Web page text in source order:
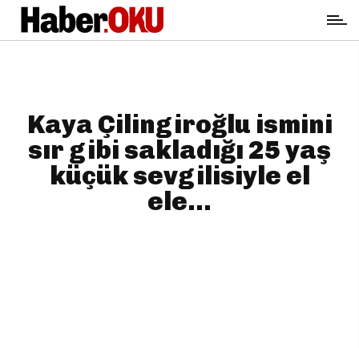
Kaya Çilingiroğlu ismini
sır gibi sakladığı 25 yaş
küçük sevgilisiyle el
ele...